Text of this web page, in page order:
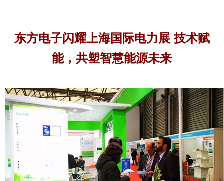
东方电子闪耀上海国际电力展 技术赋
能，共塑智慧能源未来